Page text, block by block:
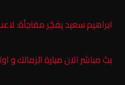
ابراهيم سعيد يفجّر مفاجأة:
بث مباشر الان مبارة الزمالك و